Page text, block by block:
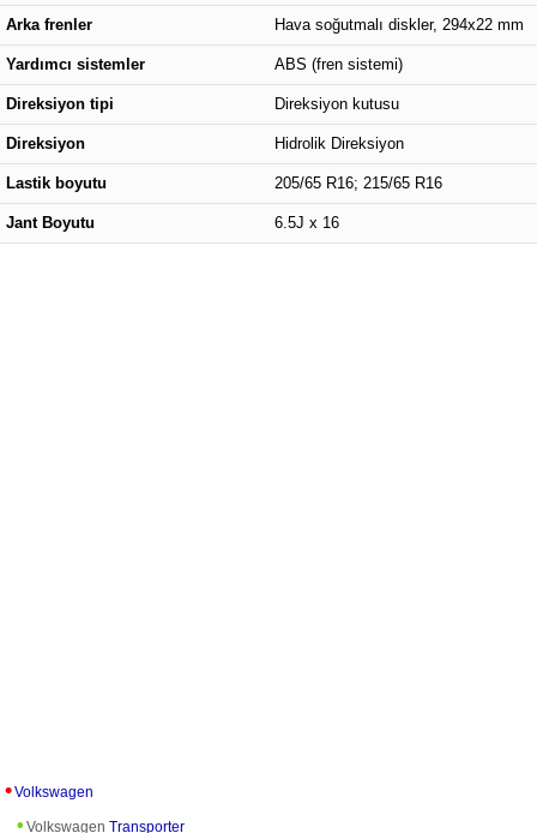
Arka frenler Hava soğutmalı diskler, 294x22 mm
Yardımcı sistemler ABS (fren sistemi)
Direksiyon tipi Direksiyon kutusu
Direksiyon Hidrolik Direksiyon
Lastik boyutu 205/65 R16; 215/65 R16
Jant Boyutu 6.5J x 16
Volkswagen
Volkswagen Transporter